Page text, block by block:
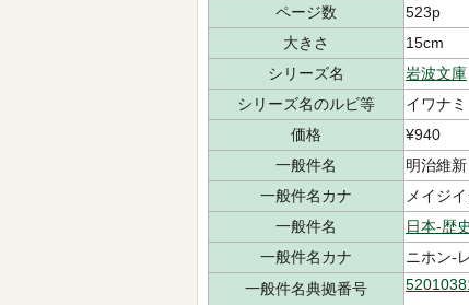
ページ数
523p
大きさ
15cm
シリーズ名
岩波文庫
シリーズ名のルビ等
イワナ
価格
¥940
一般件名
明治維新
一般件名カナ
メイジ
一般件名
日本-歴
一般件名カナ
ニホン-
一般件名典拠番号